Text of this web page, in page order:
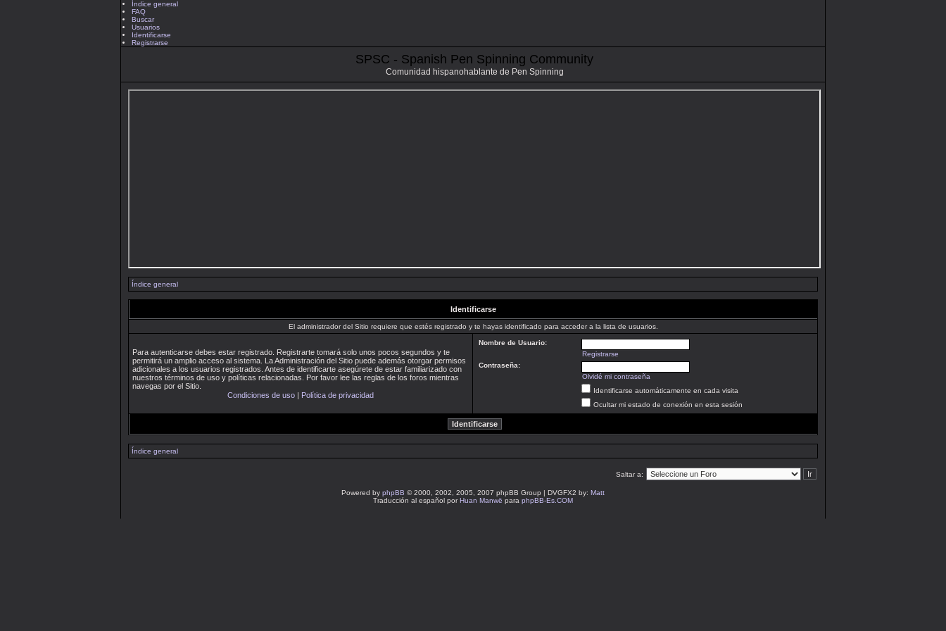
Índice general
FAQ
Buscar
Usuarios
Identificarse
Registrarse
SPSC - Spanish Pen Spinning Community
Comunidad hispanohablante de Pen Spinning
Índice general
Identificarse
El administrador del Sitio requiere que estés registrado y te hayas identificado para acceder a la lista de usuarios.
Para autenticarse debes estar registrado. Registrarte tomará solo unos pocos segundos y te
permitirá un amplio acceso al sistema. La Administración del Sitio puede además otorgar permisos
adicionales a los usuarios registrados. Antes de identificarte asegúrete de estar familiarizado con
nuestros términos de uso y políticas relacionadas. Por favor lee las reglas de los foros mientras
navegas por el Sitio.
Condiciones de uso | Política de privacidad
Nombre de Usuario:
Registrarse
Contraseña:
Olvidé mi contraseña
Identificarse automáticamente en cada visita
Ocultar mi estado de conexión en esta sesión
Índice general
Saltar a:
Powered by phpBB © 2000, 2002, 2005, 2007 phpBB Group | DVGFX2 by: Matt
Traducción al español porHuan Manwë para phpBB-Es.COM